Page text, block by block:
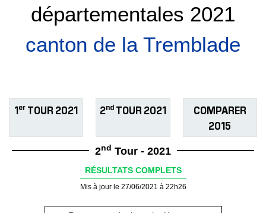
départementales 2021
canton de la Tremblade
1er TOUR 2021 2ndTOUR 2021
COMPARER
2015
2nd Tour - 2021
RÉSULTATS COMPLETS
Mis à jour le 27/06/2021 à 22h26